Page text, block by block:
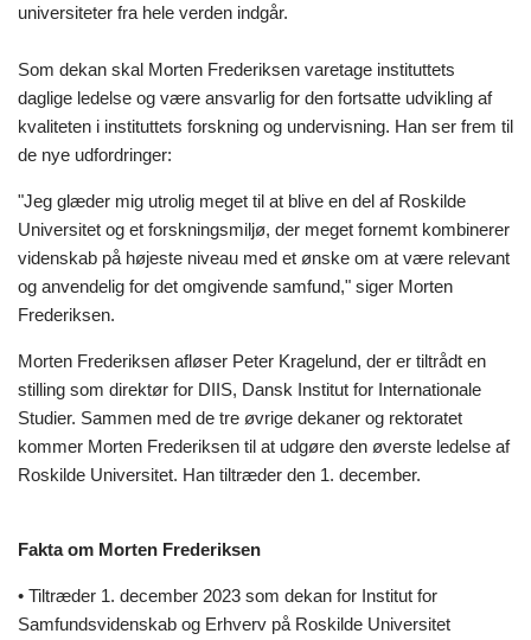
universiteter fra hele verden indgår.
Som dekan skal Morten Frederiksen varetage instituttets
daglige ledelse og være ansvarlig for den fortsatte udvikling af
kvaliteten i instituttets forskning og undervisning. Han ser frem til
de nye udfordringer:
"Jeg glæder mig utrolig meget til at blive en del af Roskilde
Universitet og et forskningsmiljø, der meget fornemt kombinerer
videnskab på højeste niveau med et ønske om at være relevant
og anvendelig for det omgivende samfund," siger Morten
Frederiksen.
Morten Frederiksen afløser Peter Kragelund, der er tiltrådt en
stilling som direktør for DIIS, Dansk Institut for Internationale
Studier. Sammen med de tre øvrige dekaner og rektoratet
kommer Morten Frederiksen til at udgøre den øverste ledelse af
Roskilde Universitet. Han tiltræder den 1. december.
Fakta om Morten Frederiksen
• Tiltræder 1. december 2023 som dekan for Institut for
Samfundsvidenskab og Erhverv på Roskilde Universitet